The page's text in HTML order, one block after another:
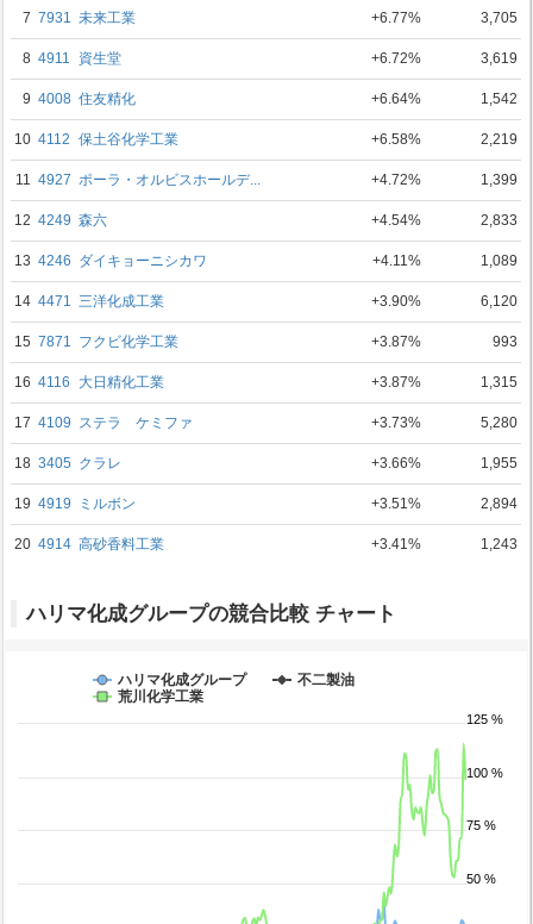
7 7931 未来工業 +6.77% 3,705
8 4911 資生堂 +6.72% 3,619
9 4008 住友精化 +6.64% 1,542
10 4112 保土谷化学工業 +6.58% 2,219
11 4927 ポーラ・オルビスホールデ... +4.72% 1,399
12 4249 森六 +4.54% 2,833
13 4246 ダイキョーニシカワ +4.11% 1,089
14 4471 三洋化成工業 +3.90% 6,120
15 7871 フクビ化学工業 +3.87% 993
16 4116 大日精化工業 +3.87% 1,315
17 4109 ステラ ケミファ +3.73% 5,280
18 3405 クラレ +3.66% 1,955
19 4919 ミルボン +3.51% 2,894
20 4914 高砂香料工業 +3.41% 1,243
ハリマ化成グループの競合比較 チャート
ハリマ化成グループ
不二製油
荒川化学工業
50 %
75 %
100 %
125 %